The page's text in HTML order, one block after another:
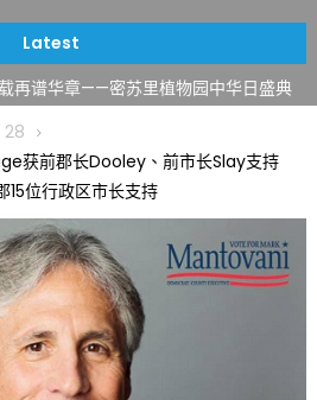
Latest
Statler)与钢琴家Darek演绎一场古筝
再谱华章——密苏里植物园中华日盛典
龙舟体验日 邀请各界亲身体验划行乐
年 致力推动全球植物多样性研究与中美
逝世 享年89岁
。中华日，等你来赴约 —— 密苏里植物
报道（五）
Statler)与钢琴家Darek演绎一场古筝
28
获前郡长Dooley、前市长Slay支持
位行政区市长支持